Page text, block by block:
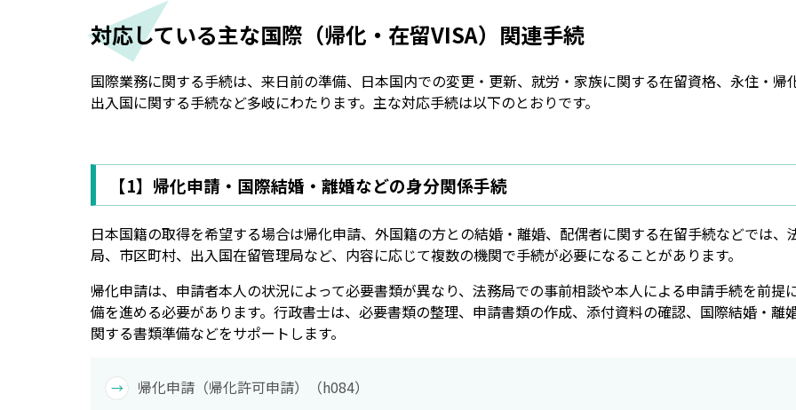
対応している主な国際（帰化・在留VISA）関連手続
国際業務に関する手続は、来日前の準備、日本国内での変更・更新、就労・家族に関する在留資格、永住・帰化
出入国に関する手続など多岐にわたります。主な対応手続は以下のとおりです。
【1】帰化申請・国際結婚・離婚などの身分関係手続
日本国籍の取得を希望する場合は帰化申請、外国籍の方との結婚・離婚、配偶者に関する在留手続などでは、
局、市区町村、出入国在留管理局など、内容に応じて複数の機関で手続が必要になることがあります。
帰化申請は、申請者本人の状況によって必要書類が異なり、法務局での事前相談や本人による申請手続を前提
備を進める必要があります。行政書士は、必要書類の整理、申請書類の作成、添付資料の確認、国際結婚・離
関する書類準備などをサポートします。
帰化申請（帰化許可申請）（h084）